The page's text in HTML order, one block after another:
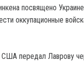
посвящено
оккупационные
передал Лаврову